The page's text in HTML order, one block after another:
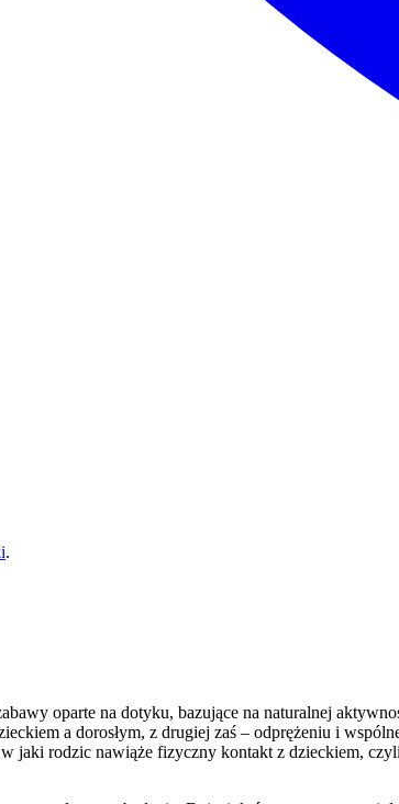
.
oparte na dotyku, bazujące na naturalnej
a dorosłym, z drugiej zaś – odprężeniu i
jaki rodzic nawiąże fizyczny kontakt z dzieckiem,